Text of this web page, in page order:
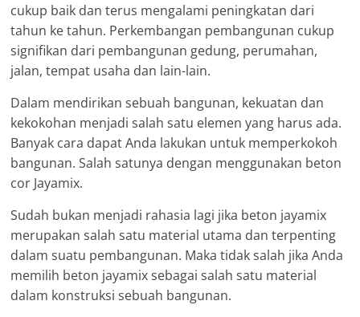
cukup baik dan terus mengalami peningkatan dari
tahun ke tahun. Perkembangan pembangunan cukup
signifikan dari pembangunan gedung, perumahan,
jalan, tempat usaha dan lain-lain.
Dalam mendirikan sebuah bangunan, kekuatan dan
kekokohan menjadi salah satu elemen yang harus ada.
Banyak cara dapat Anda lakukan untuk memperkokoh
bangunan. Salah satunya dengan menggunakan beton
cor Jayamix.
Sudah bukan menjadi rahasia lagi jika beton jayamix
merupakan salah satu material utama dan terpenting
dalam suatu pembangunan. Maka tidak salah jika Anda
memilih beton jayamix sebagai salah satu material
dalam konstruksi sebuah bangunan.